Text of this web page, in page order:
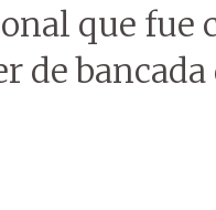
que fue
de bancada